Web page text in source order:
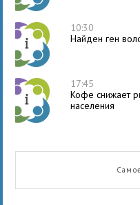
10:30
Найден ген
17:45
Кофе снижает
населения